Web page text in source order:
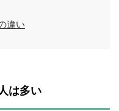
違い
は多い